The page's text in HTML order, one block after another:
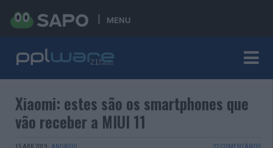
MENU
Xiaomi: estes são os smartphones que
vão receber a MIUI 11